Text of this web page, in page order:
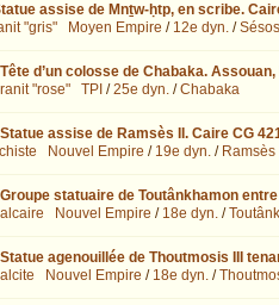
assise de Mnṯw-ḥtp, en scribe.
"gris" Moyen Empire / 12e dyn. /
Tête d’un colosse de Chabaka.
"rose" TPI /25e dyn. /Chabaka
Statue assise de Ramsès II. Caire CG
Nouvel Empire / 19e dyn. / Ramsès II
Groupe statuaire de Toutânkhamon
Nouvel Empire / 18e dyn. /
Statue agenouillée de Thoutmosis III
Nouvel Empire / 18e dyn. /